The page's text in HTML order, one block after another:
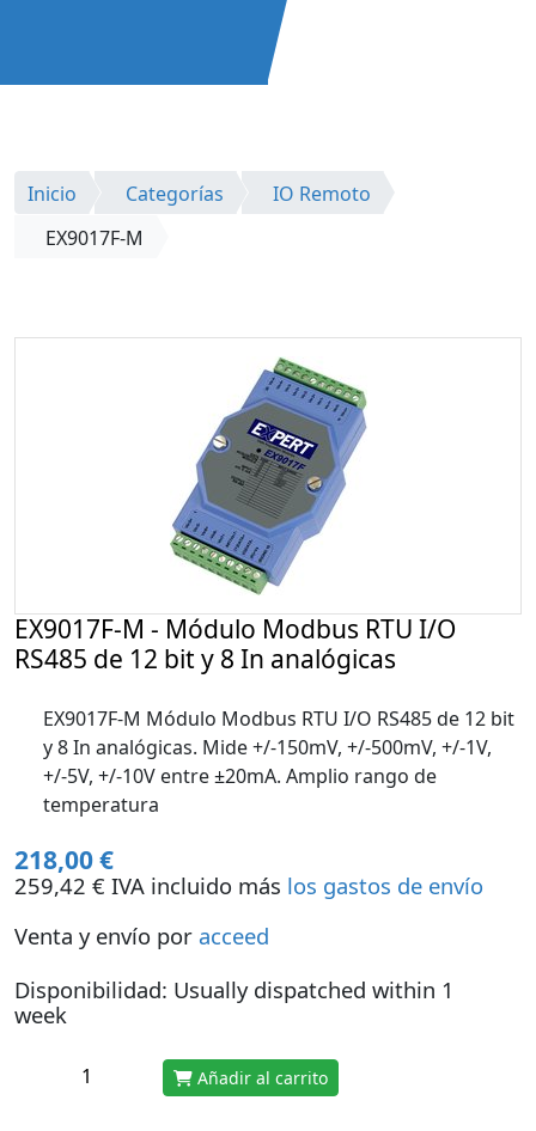
Inicio Categorías
IO Remoto
EX9017F-M
EX9017F-M - Módulo Modbus RTU I/O
RS485 de 12 bit y 8 In analógicas
EX9017F-M Módulo Modbus RTU I/O RS485 de 12 bit
y 8 In analógicas. Mide +/-150mV, +/-500mV, +/-1V,
+/-5V, +/-10V entre ±20mA. Amplio rango de
temperatura
218,00 €
259,42 € IVA incluido más los gastos de envío
Venta y envío por acceed
Disponibilidad: Usually dispatched within 1
week
Añadir al carrito